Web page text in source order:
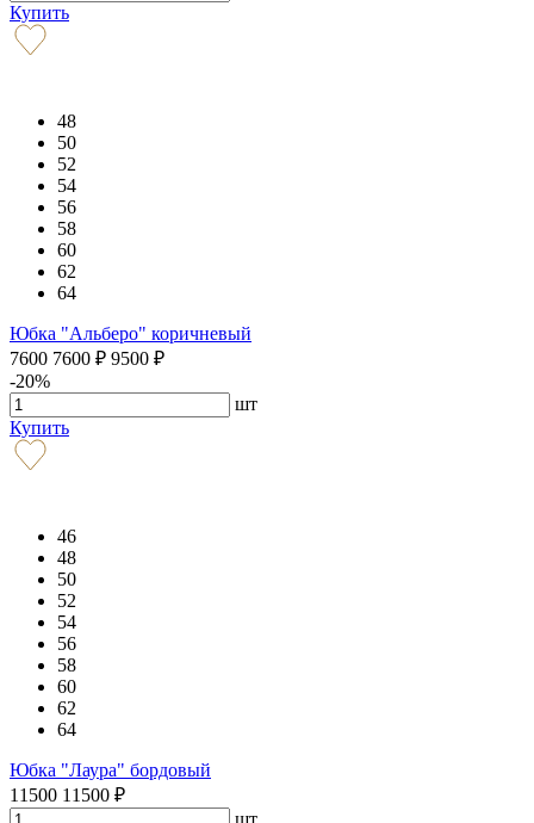
Купить
48
50
52
54
56
58
60
62
64
Юбка "Альберо" коричневый
7600 7600 ₽ 9500 ₽
-20%
шт
Купить
46
48
50
52
54
56
58
60
62
64
Юбка "Лаура" бордовый
11500 11500 ₽
шт